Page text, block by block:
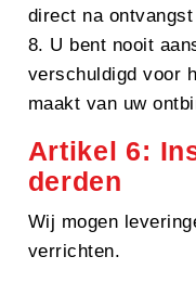
direct na
8. U bent nooit
verschuldigd voor
maakt van uw
Artikel 6:
derden
Wij mogen
verrichten.